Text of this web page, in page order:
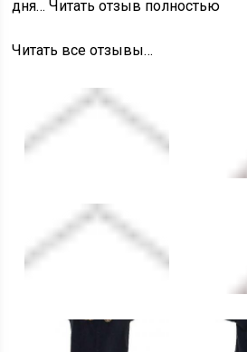
дня… Читать отзыв полностью
Читать все отзывы…